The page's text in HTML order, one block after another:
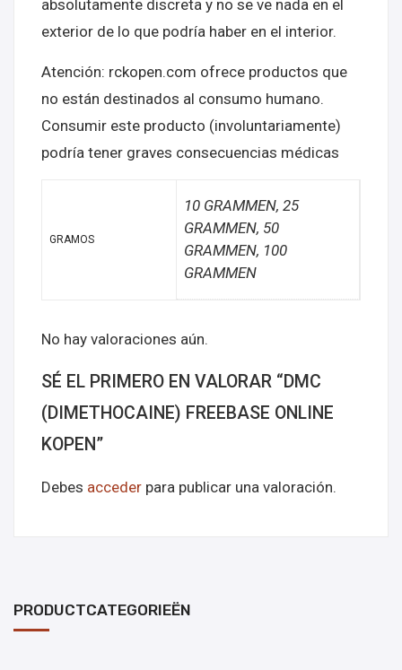
absolutamente discreta y no se ve nada en el
exterior de lo que podría haber en el interior.
Atención: rckopen.com ofrece productos que
no están destinados al consumo humano.
Consumir este producto (involuntariamente)
podría tener graves consecuencias médicas
GRAMOS
10 GRAMMEN, 25
GRAMMEN, 50
GRAMMEN, 100
GRAMMEN
No hay valoraciones aún.
SÉ EL PRIMERO EN VALORAR “DMC
(DIMETHOCAINE) FREEBASE ONLINE
KOPEN”
Debes acceder para publicar una valoración.
PRODUCTCATEGORIEËN